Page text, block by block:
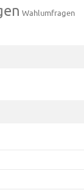
Wahlumfragen